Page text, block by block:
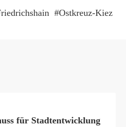
Ostkreuz-Kiez
für Stadtentwicklung